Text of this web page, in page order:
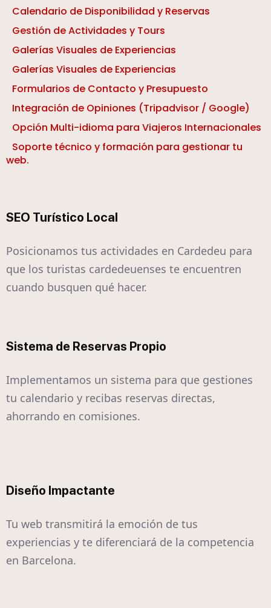
Calendario de Disponibilidad y Reservas
Gestión de Actividades y Tours
Galerías Visuales de Experiencias
Galerías Visuales de Experiencias
Formularios de Contacto y Presupuesto
Integración de Opiniones (Tripadvisor / Google)
Opción Multi-idioma para Viajeros Internacionales
Soporte técnico y formación para gestionar tu
web.
SEO Turístico Local
Posicionamos tus actividades en Cardedeu para
que los turistas cardedeuenses te encuentren
cuando busquen qué hacer.
Sistema de Reservas Propio
Implementamos un sistema para que gestiones
tu calendario y recibas reservas directas,
ahorrando en comisiones.
Diseño Impactante
Tu web transmitirá la emoción de tus
experiencias y te diferenciará de la competencia
en Barcelona.